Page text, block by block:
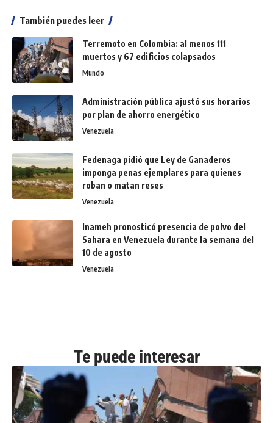
También puedes leer
Terremoto en Colombia: al menos 111
muertos y 67 edificios colapsados
Mundo
Administración pública ajustó sus horarios
por plan de ahorro energético
Venezuela
Fedenaga pidió que Ley de Ganaderos
imponga penas ejemplares para quienes
roban o matan reses
Venezuela
Inameh pronosticó presencia de polvo del
Sahara en Venezuela durante la semana del
10 de agosto
Venezuela
Te puede interesar